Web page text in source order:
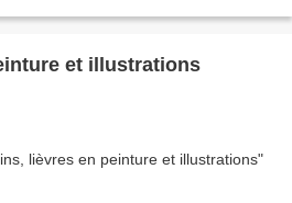
et illustrations